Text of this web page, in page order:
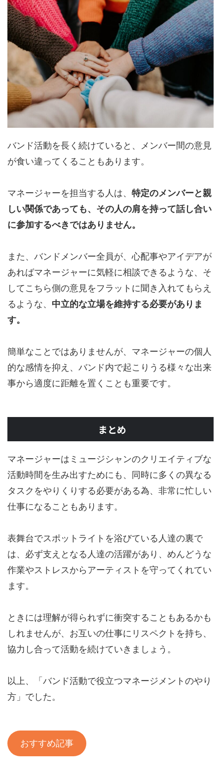
バンド活動を長く続けていると、メンバー間の意見
が食い違ってくることもあります。
マネージャーを担当する人は、 特定のメンバーと親
しい関係であっても、その人の肩を持って話し合い
に参加するべきではありません。
また、バンドメンバー全員が、心配事やアイデアが
あればマネージャーに気軽に相談できるような、そ
してこちら側の意見をフラットに聞き入れてもらえ
るような、 中立的な立場を維持する必要がありま
す。
簡単なことではありませんが、マネージャーの個人
的な感情を抑え、バンド内で起こりうる様々な出来
事から適度に距離を置くことも重要です。
まとめ
マネージャーはミュージシャンのクリエイティブな
活動時間を生み出すためにも、同時に多くの異なる
タスクをやりくりする必要がある為、非常に忙しい
仕事になることもあります。
表舞台でスポットライトを浴びている人達の裏で
は、必ず支えとなる人達の活躍があり、めんどうな
作業やストレスからアーティストを守ってくれてい
ます。
ときには理解が得られずに衝突することもあるかも
しれませんが、お互いの仕事にリスペクトを持ち、
協力し合って活動を続けていきましょう。
以上、「バンド活動で役立つマネージメントのやり
方」でした。
おすすめ記事